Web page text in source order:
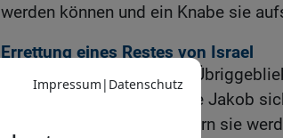
werden können und ein Knabe sie
Errettung eines Restes von Israel
Zu der Zeit werden die
entkommen ist vom Hause Jakob
den, der sie schlägt, sondern sie